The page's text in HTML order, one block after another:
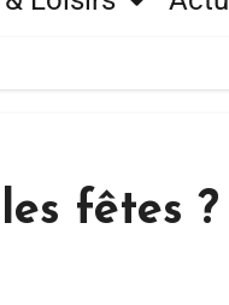
fêtes ?